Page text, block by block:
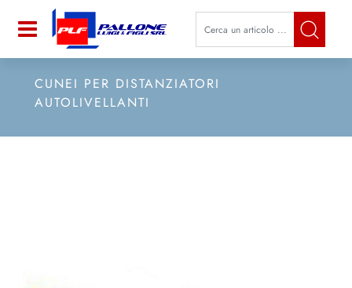
Open La modifica di un filtro
CUNEI PER DISTANZIATORI
AUTOLIVELLANTI